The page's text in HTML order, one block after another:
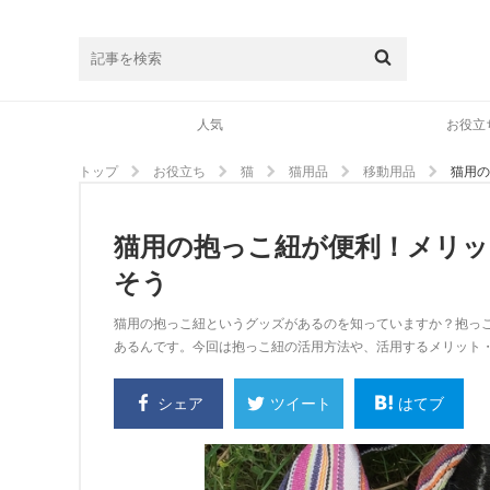
人気 お役立
トップ お役立ち 猫 猫用品 移動用品 猫用
猫用の抱っこ紐が便利！メリ
そう
猫用の抱っこ紐というグッズがあるのを知っていますか？抱
あるんです。今回は抱っこ紐の活用方法や、活用するメリッ
シェア ツイート はてブ